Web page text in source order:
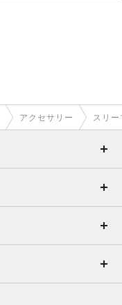
アクセサリー スリー